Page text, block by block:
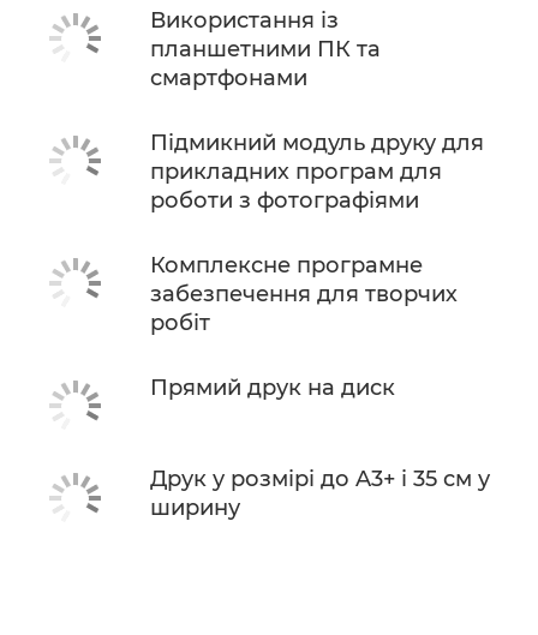
Використання із
планшетними ПК та
смартфонами
Підмикний модуль друку для
прикладних програм для
роботи з фотографіями
Комплексне програмне
забезпечення для творчих
робіт
Прямий друк на диск
Друк у розмірі до A3+ і 35 см у
ширину